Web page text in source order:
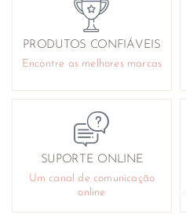
PRODUTOS CONFIÁVEIS
Encontre as melhores marcas
SUPORTE ONLINE
Um canal de comunicação
online